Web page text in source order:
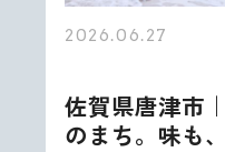
2026.06.27
佐賀県唐津市
のまち。味も